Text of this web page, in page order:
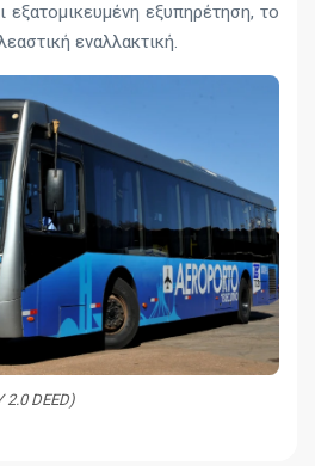
εξατομικευμένη εξυπηρέτηση, το
εναλλακτική.
2.0 DEED)